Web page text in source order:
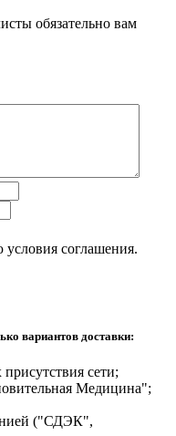
обязательно вам
соглашения.
вариантов доставки:
присутствия сети;
Медицина";
("СДЭК",